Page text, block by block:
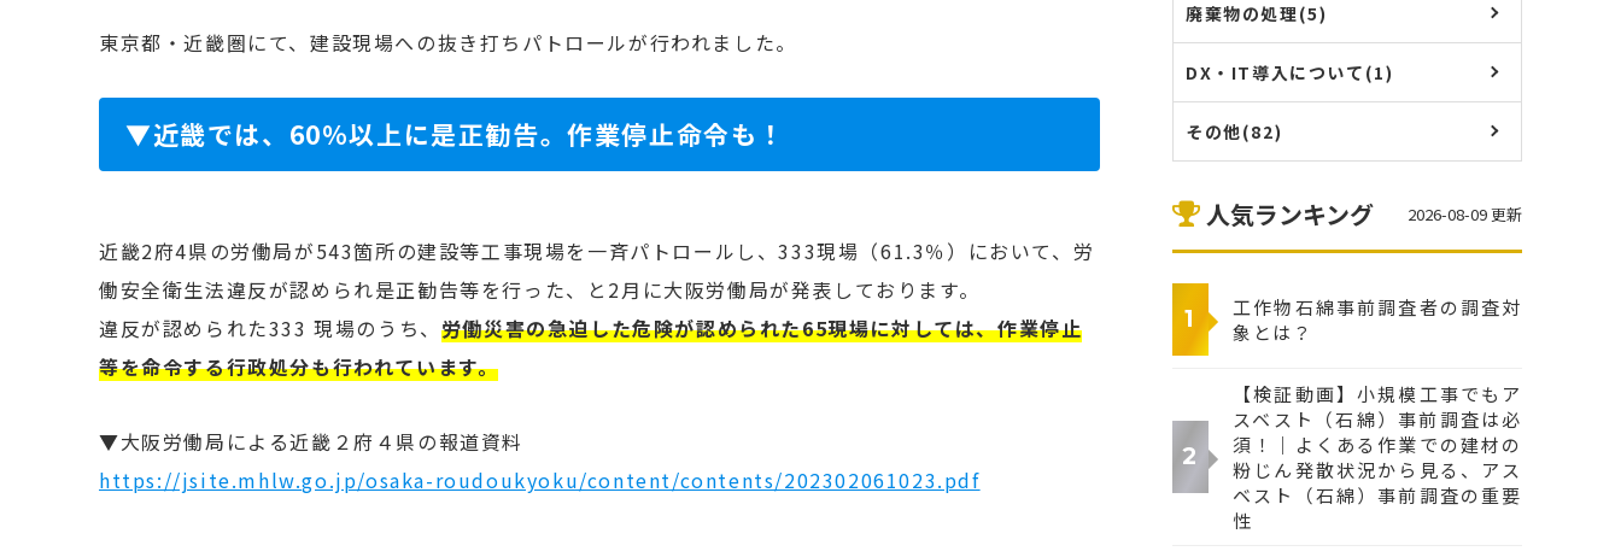
東京都・近畿圏にて、建設現場への抜き打ちパトロールが行われました。
▼近畿では、60%以上に是正勧告。作業停止命令も！
近畿2府4県の労働局が543箇所の建設等工事現場を一斉パトロールし、333現場（61.3％）において、労
働安全衛生法違反が認められ是正勧告等を行った、と2月に大阪労働局が発表しております。
違反が認められた333 現場のうち、 労働災害の急迫した危険が認められた65現場に対しては、作業停止
等を命令する行政処分も行われています。
▼大阪労働局による近畿２府４県の報道資料
https://jsite.mhlw.go.jp/osaka-roudoukyoku/content/contents/202302061023.pdf
廃棄物の処理(5)
DX・IT導入について(1)
その他(82)
人気ランキング 2026-08-09 更新
工作物石綿事前調査者の調査対
象とは？
【検証動画】小規模工事でもア
スベスト（石綿）事前調査は必
須！｜よくある作業での建材の
粉じん発散状況から見る、アス
ベスト（石綿）事前調査の重要
性